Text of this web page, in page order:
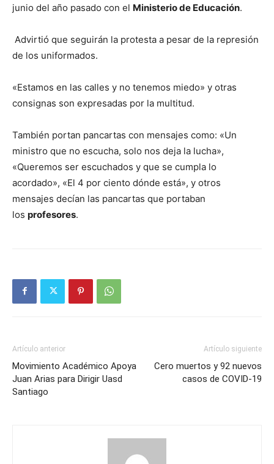
junio del año pasado con el Ministerio de Educación.
Advirtió que seguirán la protesta a pesar de la represión
de los uniformados.
«Estamos en las calles y no tenemos miedo» y otras
consignas son expresadas por la multitud.
También portan pancartas con mensajes como: «Un
ministro que no escucha, solo nos deja la lucha»,
«Queremos ser escuchados y que se cumpla lo
acordado», «El 4 por ciento dónde está», y otros
mensajes decían las pancartas que portaban
los profesores.
Artículo anterior
Movimiento Académico Apoya
Juan Arias para Dirigir Uasd
Santiago
Artículo siguiente
Cero muertos y 92 nuevos
casos de COVID-19